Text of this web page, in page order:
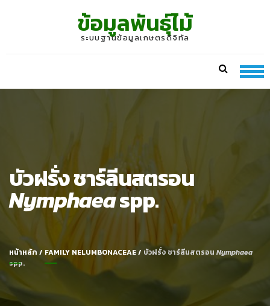
ข้อมูลพันธุ์ไม้
ระบบฐานข้อมูลเกษตรดิจิทัล
บัวฝรั่ง ชาร์ลีนสตรอน
Nymphaeaspp.
หน้าหลัก / FAMILY NELUMBONACEAE/ บัวฝรั่ง ชาร์ลีนสตรอน Nymphaea
spp.